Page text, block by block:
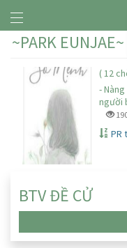
~PARK EUNJAE~
( 12
-
người
PR
BTV ĐỀ CỬ